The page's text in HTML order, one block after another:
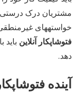
مشتریان درک درستی
خواستههای
فتوشاپکار آنلاین
دهد.
آینده